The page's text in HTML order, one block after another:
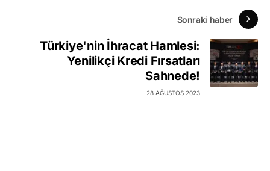
Sonraki haber
Türkiye'nin İhracat Hamlesi:
Yenilikçi Kredi Fırsatları
Sahnede!
28 AĞUSTOS 2023